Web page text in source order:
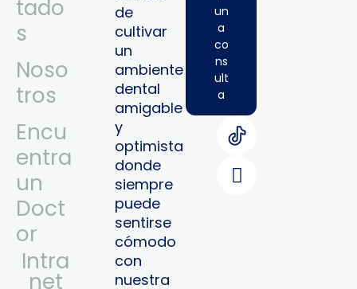
tado
s
Noso
tros
Encu
entra
un
Doct
or
Intra
Net
de
cultivar
un
ambiente
dental
amigable
y
optimista
donde
siempre
puede
sentirse
cómodo
con
nuestra
un
a
co
ns
ult
a